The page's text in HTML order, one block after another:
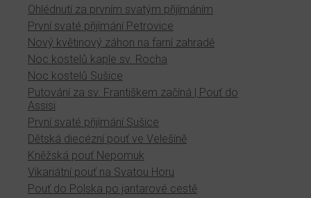
Ohlédnutí za prvním svatým přijímáním
První svaté přijímání Petrovice
Nový květinový záhon na farní zahradě
Noc kostelů kaple sv. Rocha
Noc kostelů Sušice
Putování za sv. Františkem začíná | Pouť do
Assisi
První svaté přijímání Sušice
Dětská diecézní pouť ve Velešíně
Kněžská pouť Nepomuk
Vikariátní pouť na Svatou Horu
Pouť do Polska po jantarové cestě